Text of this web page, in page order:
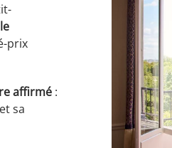
prix
affirmé :
sa